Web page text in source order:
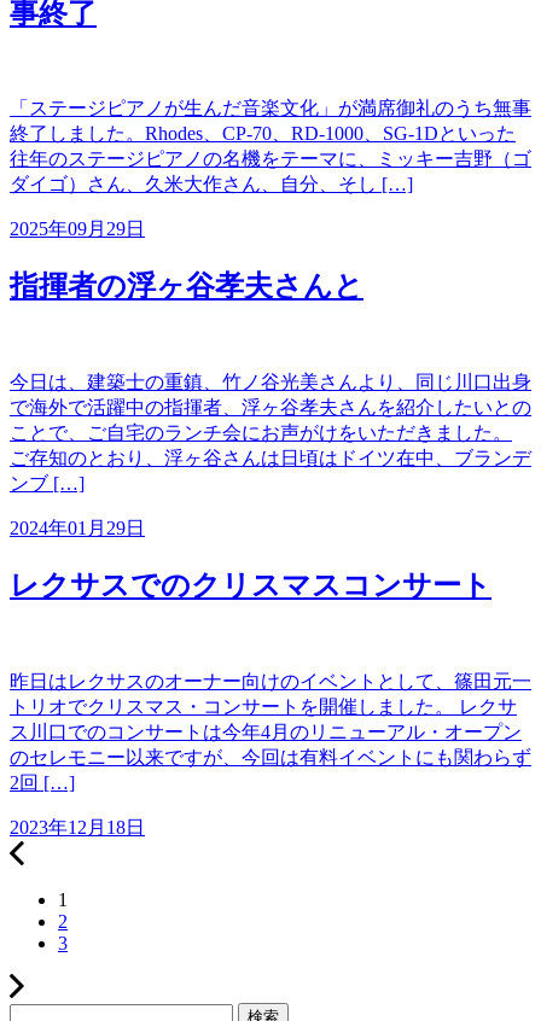
事終了
「ステージピアノが生んだ音楽文化」が満席御礼のうち無事
終了しました。Rhodes、CP-70、RD-1000、SG-1Dといった
往年のステージピアノの名機をテーマに、ミッキー吉野（ゴ
ダイゴ）さん、久米大作さん、自分、そし […]
2025年09月29日
指揮者の浮ヶ谷孝夫さんと
今日は、建築士の重鎮、竹ノ谷光美さんより、同じ川口出身
で海外で活躍中の指揮者、浮ヶ谷孝夫さんを紹介したいとの
ことで、ご自宅のランチ会にお声がけをいただきました。
ご存知のとおり、浮ヶ谷さんは日頃はドイツ在中、ブランデ
ンブ […]
2024年01月29日
レクサスでのクリスマスコンサート
昨日はレクサスのオーナー向けのイベントとして、篠田元一
トリオでクリスマス・コンサートを開催しました。 レクサ
ス川口でのコンサートは今年4月のリニューアル・オープン
のセレモニー以来ですが、今回は有料イベントにも関わらず
2回 […]
2023年12月18日
1
2
3
検索